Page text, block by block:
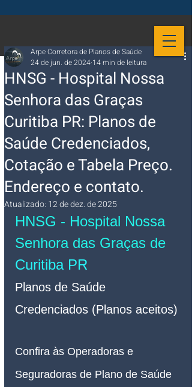
HNSG - Hospital Nossa
Senhora das Graças
Curitiba PR: Planos de
Saúde Credenciados,
Cotação e Tabela Preço.
Endereço e contato.
Arpe Corretora de Planos de Saúde
24 de jun. de 2024 14 min de leitura
Atualizado: 12 de dez. de 2025
HNSG - Hospital Nossa
Senhora das Graças de
Curitiba PR
Planos de Saúde
Credenciados (Planos aceitos)
Confira às Operadoras e
Seguradoras de Plano de Saúde